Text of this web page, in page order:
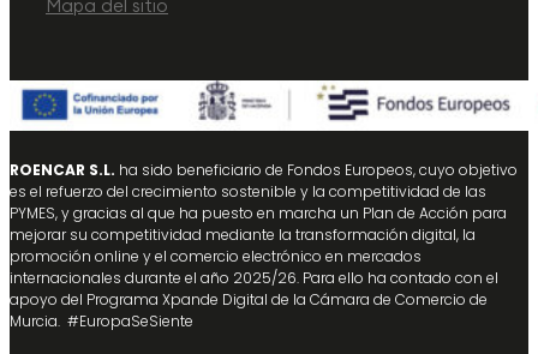
Mapa del sitio
ROENCAR S.L. ha sido beneficiario de Fondos Europeos, cuyo objetivo
es el refuerzo del crecimiento sostenible y la competitividad de las
PYMES, y gracias al que ha puesto en marcha un Plan de Acción para
mejorar su competitividad mediante la transformación digital, la
promoción online y el comercio electrónico en mercados
internacionales durante el año 2025/26. Para ello ha contado con el
apoyo del Programa Xpande Digital de la Cámara de Comercio de
Murcia. #EuropaSeSiente